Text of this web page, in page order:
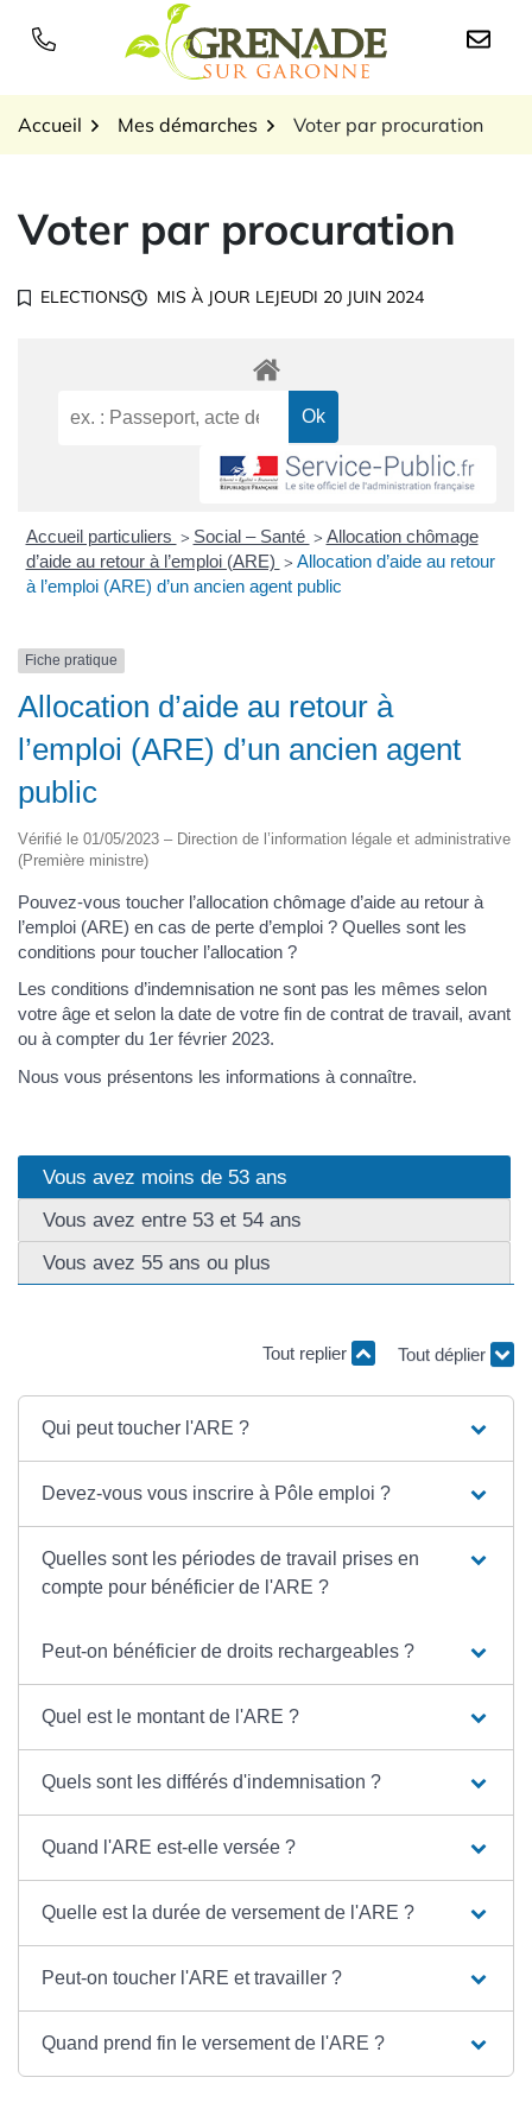
Logo Grenade sur
Accueil Mes démarches Voter par procuration
Voter par procuration
ELECTIONS MIS À JOUR LEJEUDI 20 JUIN 2024
Accueil particuliers > Social – Santé > Allocation chômage
d’aide au retour à l’emploi (ARE) > Allocation d’aide au retour
à l’emploi (ARE) d’un ancien agent public
Fiche pratique
Allocation d’aide au retour à
l’emploi (ARE) d’un ancien agent
public
Vérifié le 01/05/2023 – Direction de l’information légale et administrative
(Première ministre)
Pouvez-vous toucher l’allocation chômage d’aide au retour à
l’emploi (ARE) en cas de perte d’emploi ? Quelles sont les
conditions pour toucher l’allocation ?
Les conditions d’indemnisation ne sont pas les mêmes selon
votre âge et selon la date de votre fin de contrat de travail, avant
ou à compter du 1er février 2023.
Nous vous présentons les informations à connaître.
Vous avez moins de 53 ans
Vous avez entre 53 et 54 ans
Vous avez 55 ans ou plus
Tout replier Tout déplier
Qui peut toucher l'ARE ?
Devez-vous vous inscrire à Pôle emploi ?
Quelles sont les périodes de travail prises en
compte pour bénéficier de l'ARE ?
Peut-on bénéficier de droits rechargeables ?
Quel est le montant de l'ARE ?
Quels sont les différés d'indemnisation ?
Quand l'ARE est-elle versée ?
Quelle est la durée de versement de l'ARE ?
Peut-on toucher l'ARE et travailler ?
Quand prend fin le versement de l'ARE ?